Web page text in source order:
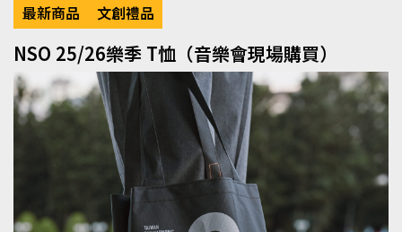
最新商品 文創禮品
NSO 25/26樂季 T恤（音樂會現場購買）